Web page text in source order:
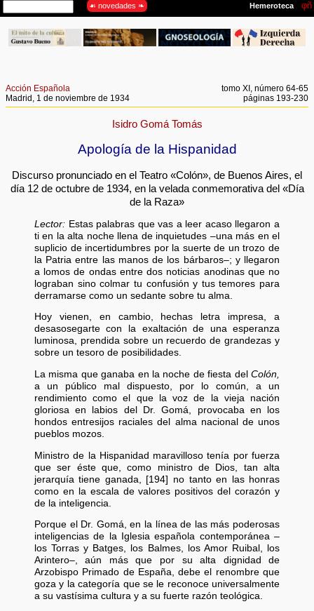
Acción Española
Madrid, 1 de noviembre de 1934
tomo XI, número 64-65
páginas 193-230
Isidro Gomá Tomás
Apología de la Hispanidad
Discurso pronunciado en el Teatro «Colón», de Buenos Aires, el
día 12 de octubre de 1934, en la velada conmemorativa del «Día
de la Raza»
Lector:Estas palabras que vas a leer acaso llegaron a
ti en la alta noche llena de inquietudes –una más en el
suplicio de incertidumbres por la suerte de un trozo de
la Patria entre las manos de los bárbaros–; y llegaron
a lomos de ondas entre dos noticias anodinas que no
lograban sino colmar tu confusión y tus temores para
derramarse como un sedante sobre tu alma.
Hoy vienen, en cambio, hechas letra impresa, a
desasosegarte con la exaltación de una esperanza
luminosa, prendida sobre un recuerdo de grandezas y
sobre un tesoro de posibilidades.
La misma que ganaba en la noche de fiesta delColón,
a un público mal dispuesto, por lo común, a un
rendimiento como el que la voz de la vieja nación
gloriosa en labios del Dr. Gomá, provocaba en los
hondos entresijos raciales del alma nacional de unos
pueblos mozos.
Ministro de la Hispanidad maravilloso tenía por fuerza
que ser éste que, como ministro de Dios, tan alta
jerarquía tiene ganada, [194] no tanto en las honras
como en la escala de valores positivos del corazón y
de la inteligencia.
Porque el Dr. Gomá, en la línea de las más poderosas
inteligencias de la Iglesia española contemporánea –
los Torras y Batges, los Balmes, los Amor Ruibal, los
Arintero–, aún más que por su alta dignidad de
Arzobispo Primado de España, debe el renombre que
goza y la categoría que se le reconoce universalmente
a su vastísima cultura y a su fuerte razón teológica.